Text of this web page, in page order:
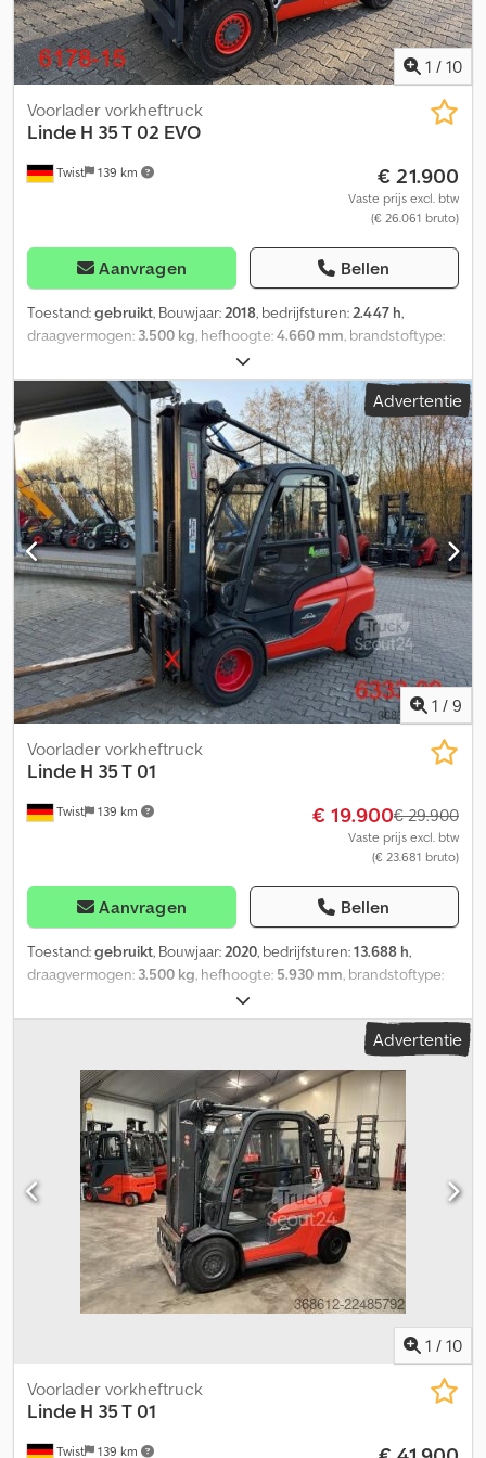
1 / 10
Twist 139 km
Voorlader vorkheftruck
Linde H 35 T 02 EVO
€ 21.900
Vaste prijs excl. btw
(€ 26.061 bruto)
Aanvragen Bellen
Toestand:gebruikt, Bouwjaar: 2018, bedrijfsturen: 2.447 h,
draagvermogen: 3.500 kg , hefhoogte:4.660 mm , brandstoftype:
, bouwhoogte:
50 %, kleur:overig, Speciale uitrusting: 3e ventiel, 4e ventiel,
werklamp achter, werklamp voor, verwarming, volledige cabine,
Chedpszrp Acsfx Af Dsa
Advertentie
1 / 9
Twist 139 km
Voorlader vorkheftruck
Linde H 35 T 01
€ 19.900€ 29.900
Vaste prijs excl. btw
(€ 23.681 bruto)
Aanvragen Bellen
Toestand:gebruikt, Bouwjaar:2020, bedrijfsturen:13.688 h,
draagvermogen: 3.500 kg, hefhoogte: 5.930 mm, brandstoftype:
, bouwhoogte:
50 %, voorbandmaat:28 x 12,5 x 15 SE, achterbandmaat:23 x 9 x
, Uitrusting: 3e ventiel, 4e ventiel, werklampen
achter, werklampen voor, verwarming, volledige cabine, Safety
Pilot, Codoza H A Rspfx Af Deha
Advertentie
1 / 10
Twist 139 km
Voorlader vorkheftruck
Linde H 35 T 01